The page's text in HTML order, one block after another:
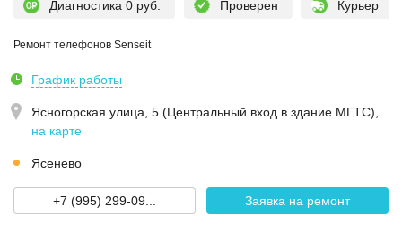
Диагностика 0 руб. Проверен Курьер
Ремонт телефонов Senseit
График работы
Ясногорская улица, 5 (Центральный вход в здание МГТС)
на карте
Ясенево
+7 (995) 299-09... Заявка на ремонт